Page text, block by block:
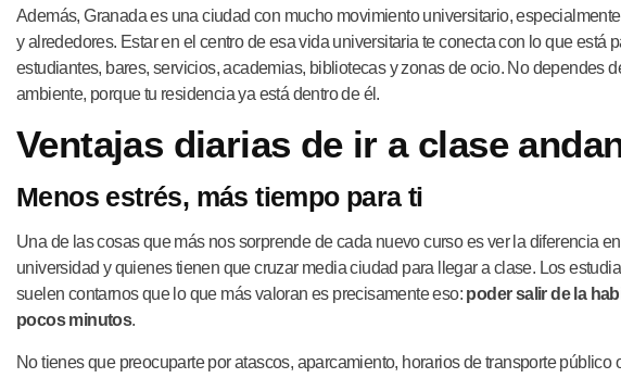
Además, Granada es una ciudad con mucho movimiento universitario,
y alrededores. Estar en el centro de esa vida universitaria te conecta con lo que está
estudiantes, bares, servicios, academias, bibliotecas y zonas de ocio. No dependes
ambiente, porque tu residencia ya está dentro de él.
Ventajas diarias de ir a clase
Menos estrés, más tiempo para ti
Una de las cosas que más nos sorprende de cada nuevo curso es ver la diferencia
universidad y quienes tienen que cruzar media ciudad para llegar a clase. Los
suelen contarnos que lo que más valoran es precisamente eso: poder salir de la
pocos minutos.
No tienes que preocuparte por atascos, aparcamiento, horarios de transporte público